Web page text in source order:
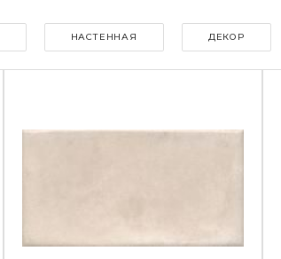
НАСТЕННАЯ ДЕКОР